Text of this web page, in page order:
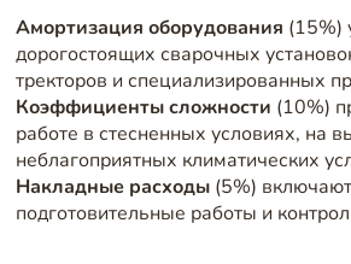
Амортизация оборудования (15%)
дорогостоящих сварочных
тректоров и специализированных
Коэффициенты сложности (10%)
работе в стесненных условиях, на
неблагоприятных климатических
Накладные расходы(5%) включают
подготовительные работы и